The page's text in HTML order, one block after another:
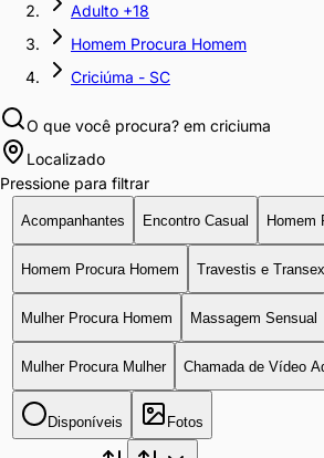
Adulto +18
Homem Procura Homem
Criciúma - SC
O que você procura? em criciuma
Localizado
Pressione para filtrar
Acompanhantes Encontro Casual Homem
Homem Procura Homem Travestis e Transex
Mulher Procura Homem Massagem Sensual
Mulher Procura Mulher Chamada de Vídeo
Disponíveis Fotos